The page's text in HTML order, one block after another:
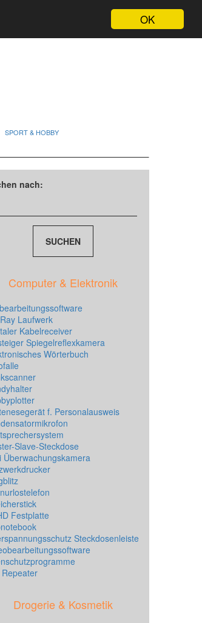
OK
SPORT & HOBBY
nach:
Computer & Elektronik
Laufwerk
Kabelreceiver
Spiegelreflexkamera
Wörterbuch
f. Personalausweis
Slave-Steckdose
Überwachungskamera
Festplatte
Steckdosenleiste
Drogerie & Kosmetik